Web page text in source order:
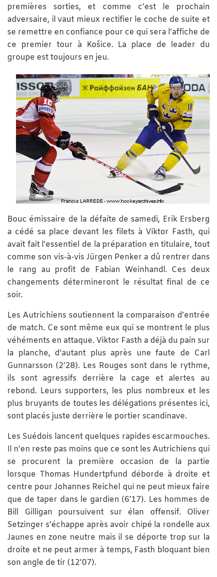
premières sorties, et comme c’est le prochain
adversaire, il vaut mieux rectifier le coche de suite et
se remettre en confiance pour ce qui sera l’affiche de
ce premier tour à Košice. La place de leader du
groupe est toujours en jeu.
Bouc émissaire de la défaite de samedi, Erik Ersberg
a cédé sa place devant les filets à Viktor Fasth, qui
avait fait l’essentiel de la préparation en titulaire, tout
comme son vis-à-vis Jürgen Penker a dû rentrer dans
le rang au profit de Fabian Weinhandl. Ces deux
changements détermineront le résultat final de ce
soir.
Les Autrichiens soutiennent la comparaison d’entrée
de match. Ce sont même eux qui se montrent le plus
véhéments en attaque. Viktor Fasth a déjà du pain sur
la planche, d’autant plus après une faute de Carl
Gunnarsson (2’28). Les Rouges sont dans le rythme,
ils sont agressifs derrière la cage et alertes au
rebond. Leurs supporters, les plus nombreux et les
plus bruyants de toutes les délégations présentes ici,
sont placés juste derrière le portier scandinave.
Les Suédois lancent quelques rapides escarmouches.
Il n’en reste pas moins que ce sont les Autrichiens qui
se procurent la première occasion de la partie
lorsque Thomas Hundertpfund déborde à droite et
centre pour Johannes Reichel qui ne peut mieux faire
que de taper dans le gardien (6’17). Les hommes de
Bill Gilligan poursuivent sur élan offensif. Oliver
Setzinger s’échappe après avoir chipé la rondelle aux
Jaunes en zone neutre mais il se déporte trop sur la
droite et ne peut armer à temps, Fasth bloquant bien
son angle de tir (12’07).